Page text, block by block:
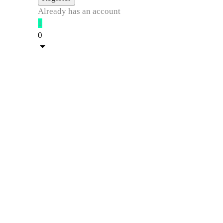
Already has an account
1
0